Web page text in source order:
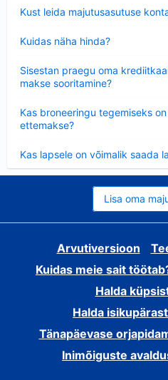
Kust leida majutusasutuse
Kuidas näha hinda?
Sisestan praegu oma
makse sooritamine?
Kas broneeringu tegemiseks
ettemakse?
Kas lapsele on võimalik saada
Lisa oma
Arvutiversioon
Kuidas meie sait
Halda
Halda
Tänapäevase
Inimõiguste